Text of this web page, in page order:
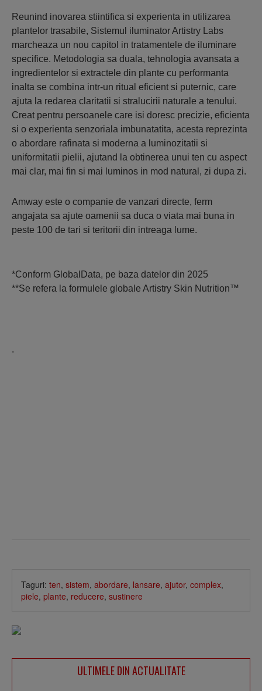
Reunind inovarea stiintifica si experienta in utilizarea
plantelor trasabile, Sistemul iluminator Artistry Labs
marcheaza un nou capitol in tratamentele de iluminare
specifice. Metodologia sa duala, tehnologia avansata a
ingredientelor si extractele din plante cu performanta
inalta se combina intr-un ritual eficient si puternic, care
ajuta la redarea claritatii si stralucirii naturale a tenului.
Creat pentru persoanele care isi doresc precizie, eficienta
si o experienta senzoriala imbunatatita, acesta reprezinta
o abordare rafinata si moderna a luminozitatii si
uniformitatii pielii, ajutand la obtinerea unui ten cu aspect
mai clar, mai fin si mai luminos in mod natural, zi dupa zi.
Amway este o companie de vanzari directe, ferm
angajata sa ajute oamenii sa duca o viata mai buna in
peste 100 de tari si teritorii din intreaga lume.
*Conform GlobalData, pe baza datelor din 2025
**Se refera la formulele globale Artistry Skin Nutrition™
.
Taguri: ten, sistem, abordare, lansare, ajutor, complex,
piele, plante, reducere, sustinere
ULTIMELE DIN ACTUALITATE